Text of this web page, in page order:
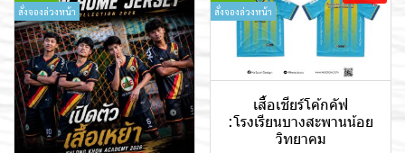
สั่งจองล่วงหน้า
สั่งจองล่วงหน้า
เสื้อเชียร์โค้กคัฟ
:โรงเรียนบางสะพานน้อย
วิทยาคม